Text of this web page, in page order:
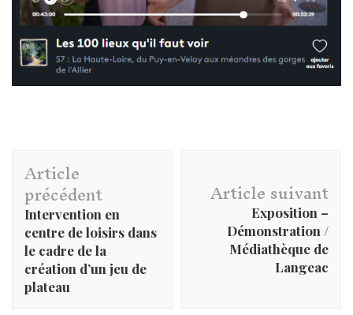
Navigation
d'article
Article
précédent
Intervention en
centre de loisirs dans
le cadre de la
création d’un jeu de
plateau
Article suivant
Exposition –
Démonstration /
Médiathèque de
Langeac